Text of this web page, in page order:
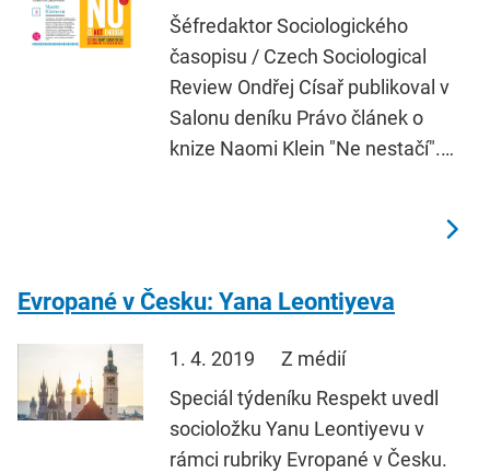
Šéfredaktor Sociologického
časopisu / Czech Sociological
Review Ondřej Císař publikoval v
Salonu deníku Právo článek o
knize Naomi Klein "Ne nestačí".…
Evropané v Česku: Yana Leontiyeva
1. 4. 2019
Z médií
Speciál týdeníku Respekt uvedl
socioložku Yanu Leontiyevu v
rámci rubriky Evropané v Česku.